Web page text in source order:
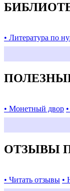
• Литература по
• Монетный двор
ОТЗЫВЫ
• Читать отзывы •